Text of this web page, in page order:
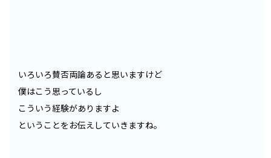
いろいろ賛否両論あると思いますけど
僕はこう思っているし
こういう経験がありますよ
ということをお伝えしていきますね。